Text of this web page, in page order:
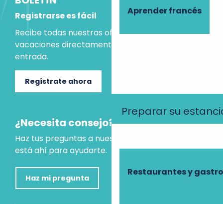
Aprender francés
Preparar su
Restaurantes y
Registrarse es fácil
Recibe todas nuestras ofertas e ideas para las
vacaciones directamente en tu bandeja de
entrada.
Regístrate ahora
¿Necesita consejo?
Haz tus preguntas a nuestro asistente virtual, que
está ahí para ayudarte.
Haz mi pregunta